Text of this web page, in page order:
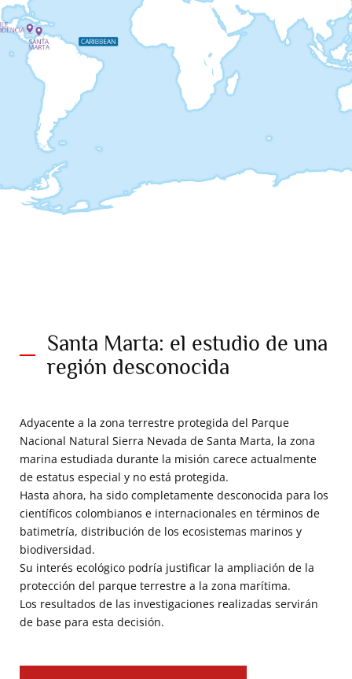
Santa Marta: el estudio de una
región desconocida
Adyacente a la zona terrestre protegida del Parque
Nacional Natural Sierra Nevada de Santa Marta, la zona
marina estudiada durante la misión carece actualmente
de estatus especial y no está protegida.
Hasta ahora, ha sido completamente desconocida para los
científicos colombianos e internacionales en términos de
batimetría, distribución de los ecosistemas marinos y
biodiversidad.
Su interés ecológico podría justificar la ampliación de la
protección del parque terrestre a la zona marítima.
Los resultados de las investigaciones realizadas servirán
de base para esta decisión.